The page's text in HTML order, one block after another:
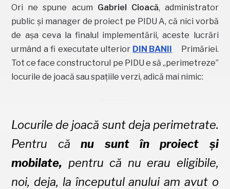
Ori ne spune acum Gabriel Cioacă, administrator
public și manager de proiect pe PIDU A, că nici vorbă
de așa ceva la finalul implementării, aceste lucrări
urmând a fi executate ulterior DIN BANII
Primăriei.
Tot ce face constructorul pe PIDU e să „perimetreze”
locurile de joacă sau spațiile verzi, adică mai nimic:
Locurile de joacă sunt deja perimetrate.
Pentru cănu sunt în proiect și
mobilate, pentru că nu erau eligibile,
noi, deja, la începutul anului am avut o